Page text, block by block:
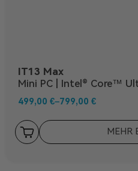
IT13 Max
Mini PC | Intel® Core™
499,00 €–799,00 €
MEHR